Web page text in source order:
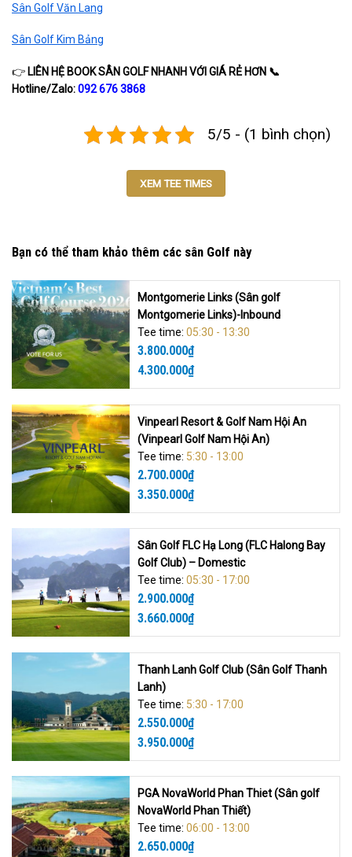
Sân Golf Văn Lang
Sân Golf Kim Bảng
👉LIÊN HỆ BOOK SÂN GOLF NHANH VỚI GIÁ RẺ HƠN 📞
Hotline/Zalo:092 676 3868
5/5 - (1 bình chọn)
XEM TEE TIMES
Bạn có thể tham khảo thêm các sân Golf này
Montgomerie Links (Sân golf
Montgomerie Links)-Inbound
Tee time: 05:30 - 13:30
3.800.000₫
4.300.000₫
Vinpearl Resort & Golf Nam Hội An
(Vinpearl Golf Nam Hội An)
Tee time: 5:30 - 13:00
2.700.000₫
3.350.000₫
Sân Golf FLC Hạ Long (FLC Halong Bay
Golf Club) – Domestic
Tee time: 05:30 - 17:00
2.900.000₫
3.660.000₫
Thanh Lanh Golf Club (Sân Golf Thanh
Lanh)
Tee time: 5:30 - 17:00
2.550.000₫
3.950.000₫
PGA NovaWorld Phan Thiet (Sân golf
NovaWorld Phan Thiết)
Tee time: 06:00 - 13:00
2.650.000₫